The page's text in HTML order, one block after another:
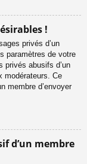
!
privés d’un
paramètres de votre
privés abusifs d’un
modérateurs. Ce
membre d’envoyer
d’un membre